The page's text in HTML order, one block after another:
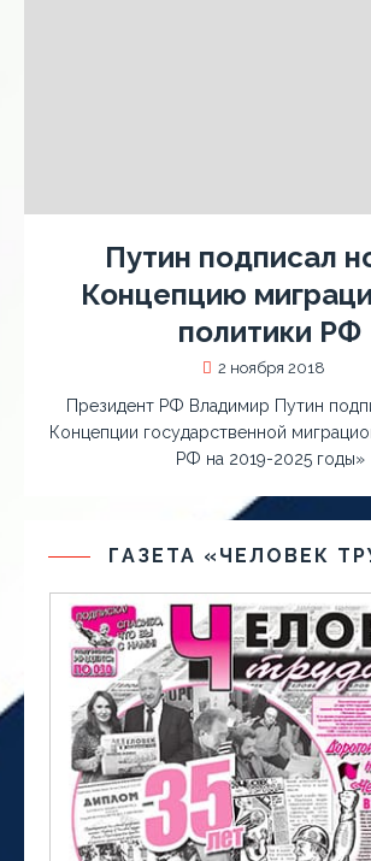
Путин подписал
Концепцию
политики РФ
2 ноября 2018
Президент РФ Владимир Путин
Концепции государственной
РФ на 2019-2025 годы»
ГАЗЕТА «ЧЕЛОВЕК